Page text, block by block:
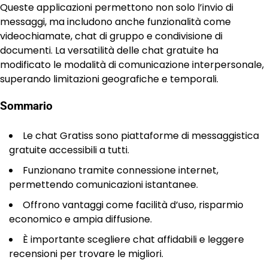
Queste applicazioni permettono non solo l’invio di
messaggi, ma includono anche funzionalità come
videochiamate, chat di gruppo e condivisione di
documenti. La versatilità delle chat gratuite ha
modificato le modalità di comunicazione interpersonale,
superando limitazioni geografiche e temporali.
Sommario
Le chat Gratiss sono piattaforme di messaggistica
gratuite accessibili a tutti.
Funzionano tramite connessione internet,
permettendo comunicazioni istantanee.
Offrono vantaggi come facilità d’uso, risparmio
economico e ampia diffusione.
È importante scegliere chat affidabili e leggere
recensioni per trovare le migliori.